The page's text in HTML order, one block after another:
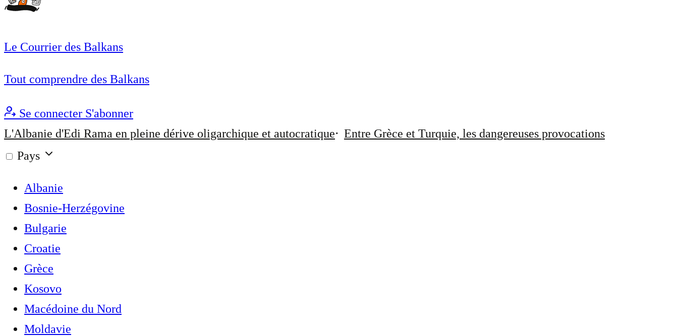
Le Courrier des Balkans
Tout comprendre des Balkans
Se connecter S'abonner
L'Albanie d'Edi Rama en pleine dérive oligarchique et autocratique
Entre Grèce et Turquie, les dangereuses provocations
Pays
Albanie
Bosnie-Herzégovine
Bulgarie
Croatie
Grèce
Kosovo
Macédoine du Nord
Moldavie